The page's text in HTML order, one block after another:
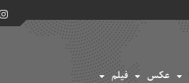
عکس فیلم